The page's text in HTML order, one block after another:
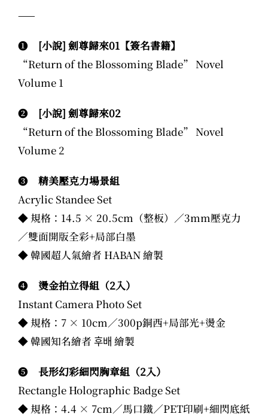
——
❶ [小說] 劍尊歸來01【簽名書籍】
“Return of the Blossoming Blade” Novel
Volume 1
❷ [小說] 劍尊歸來02
“Return of the Blossoming Blade” Novel
Volume 2
❸ 精美壓克力場景組
Acrylic Standee Set
◆ 規格：14.5 × 20.5cm（整板）／3mm壓克力
／雙面開版全彩+局部白墨
◆ 韓國超人氣繪者 HABAN 繪製
❹
燙金拍立得組（2入）
Instant Camera Photo Set
◆ 規格：7 × 10cm／300p銅西+局部光+燙金
◆ 韓國知名繪者 후배 繪製
❺ 長形幻彩細閃胸章組（2入）
Rectangle Holographic Badge Set
◆ 規格：4.4 × 7cm／馬口鐵／PET印刷+細閃底紙